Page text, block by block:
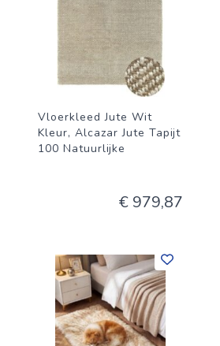
Vloerkleed Jute Wit
Kleur, Alcazar Jute Tapijt
100 Natuurlijke
€ 979,87